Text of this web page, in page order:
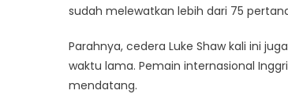
sudah melewatkan lebih dari 75
Parahnya, cedera Luke Shaw kali ini
waktu lama. Pemain internasional
mendatang.